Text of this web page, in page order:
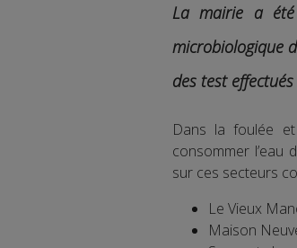
La mairie a
microbiologique
des test effectués
Dans la foulée
consommer l’eau
sur ces secteurs
Le Vieux
Maison